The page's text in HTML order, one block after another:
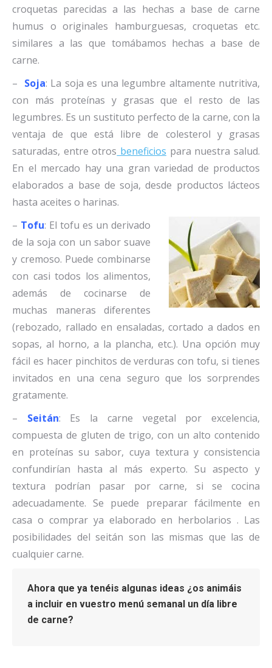
croquetas parecidas a las hechas a base de carne
humus o originales hamburguesas, croquetas etc.
similares a las que tomábamos hechas a base de
carne.
– Soja: La soja es una legumbre altamente nutritiva,
con más proteínas y grasas que el resto de las
legumbres. Es un sustituto perfecto de la carne, con la
ventaja de que está libre de colesterol y grasas
saturadas, entre otros beneficios para nuestra salud.
En el mercado hay una gran variedad de productos
elaborados a base de soja, desde productos lácteos
hasta aceites o harinas.
– Tofu: El tofu es un derivado
de la soja con un sabor suave
y cremoso. Puede combinarse
con casi todos los alimentos,
además de cocinarse de
muchas maneras diferentes
(rebozado, rallado en ensaladas, cortado a dados en
sopas, al horno, a la plancha, etc.). Una opción muy
fácil es hacer pinchitos de verduras con tofu, si tienes
invitados en una cena seguro que los sorprendes
gratamente.
– Seitán: Es la carne vegetal por excelencia,
compuesta de gluten de trigo, con un alto contenido
en proteínas su sabor, cuya textura y consistencia
confundirían hasta al más experto. Su aspecto y
textura podrían pasar por carne, si se cocina
adecuadamente. Se puede preparar fácilmente en
casa o comprar ya elaborado en herbolarios . Las
posibilidades del seitán son las mismas que las de
cualquier carne.
Ahora que ya tenéis algunas ideas ¿os animáis
a incluir en vuestro menú semanal un día libre
de carne?